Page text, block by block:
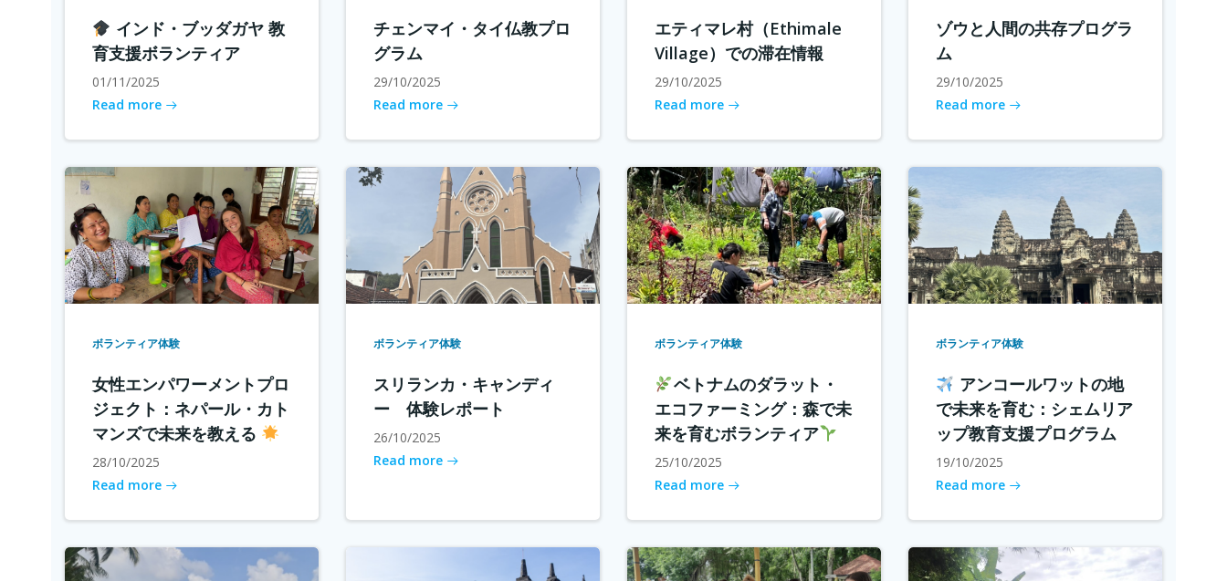
インド・ブッダガヤ 教
育支援ボランティア
01/11/2025
Read more
チェンマイ・タイ仏教プロ
グラム
29/10/2025
Read more
エティマレ村（Ethimale
Village）での滞在情報
29/10/2025
Read more
ゾウと人間の共存プログラ
ム
29/10/2025
Read more
ボランティア体験
女性エンパワーメントプロ
ジェクト：ネパール・カト
マンズで未来を教える
28/10/2025
Read more
ボランティア体験
スリランカ・キャンディ
ー 体験レポート
26/10/2025
Read more
ボランティア体験
ベトナムのダラット・
エコファーミング：森で未
来を育むボランティア
25/10/2025
Read more
ボランティア体験
アンコールワットの地
で未来を育む：シェムリア
ップ教育支援プログラム
19/10/2025
Read more